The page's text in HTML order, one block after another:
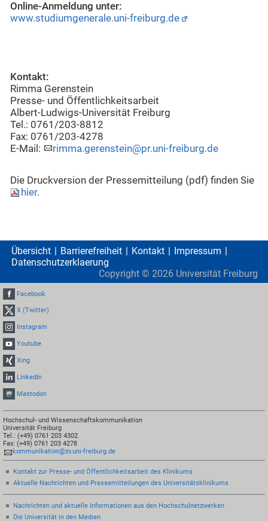
Online-Anmeldung unter:
www.studiumgenerale.uni-freiburg.de
Kontakt:
Rimma Gerenstein
Presse- und Öffentlichkeitsarbeit
Albert-Ludwigs-Universität Freiburg
Tel.: 0761/203-8812
Fax: 0761/203-4278
E-Mail:
rimma.gerenstein@pr.uni-freiburg.de
Die Druckversion der Pressemitteilung (pdf) finden Sie
hier.
Übersicht Barrierefreiheit Kontakt
Impressum
Datenschutzerklaerung
Copyright © 2026 Universität Freiburg
Facebook
X (Twitter)
Instagram
Youtube
Xing
LinkedIn
Mastodon
Hochschul- und Wissenschaftskommunikation
Universität Freiburg
Tel.: (+49) 0761 203 4302
Fax: (+49) 0761 203 4278
kommunikation@zv.uni-freiburg.de
Kontakt zur Presse- und Öffentlichkeitsarbeit des Klinikums
Aktuelle Nachrichten und Pressemitteilungen des Universitätsklinikums
Nachrichten und aktuelle Informationen aus den Hochschulnetzwerken
Die Universität in den Medien